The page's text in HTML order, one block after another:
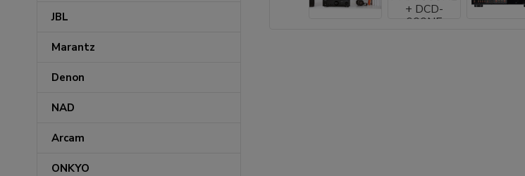
JBL
Marantz
Denon
NAD
Arcam
ONKYO